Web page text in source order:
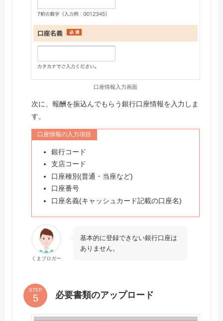
口座情報入力画面
次に、報酬を振込んでもらう銀行口座情報を入力しま
す。
口座情報の入力項目
銀行コード
支店コード
口座種別(普通・当座など)
口座番号
口座名義(キャッシュカード記載の口座名)
くまブロガー
基本的に登録できない銀行口座は
ありません。
STEP
必要書類のアップロード